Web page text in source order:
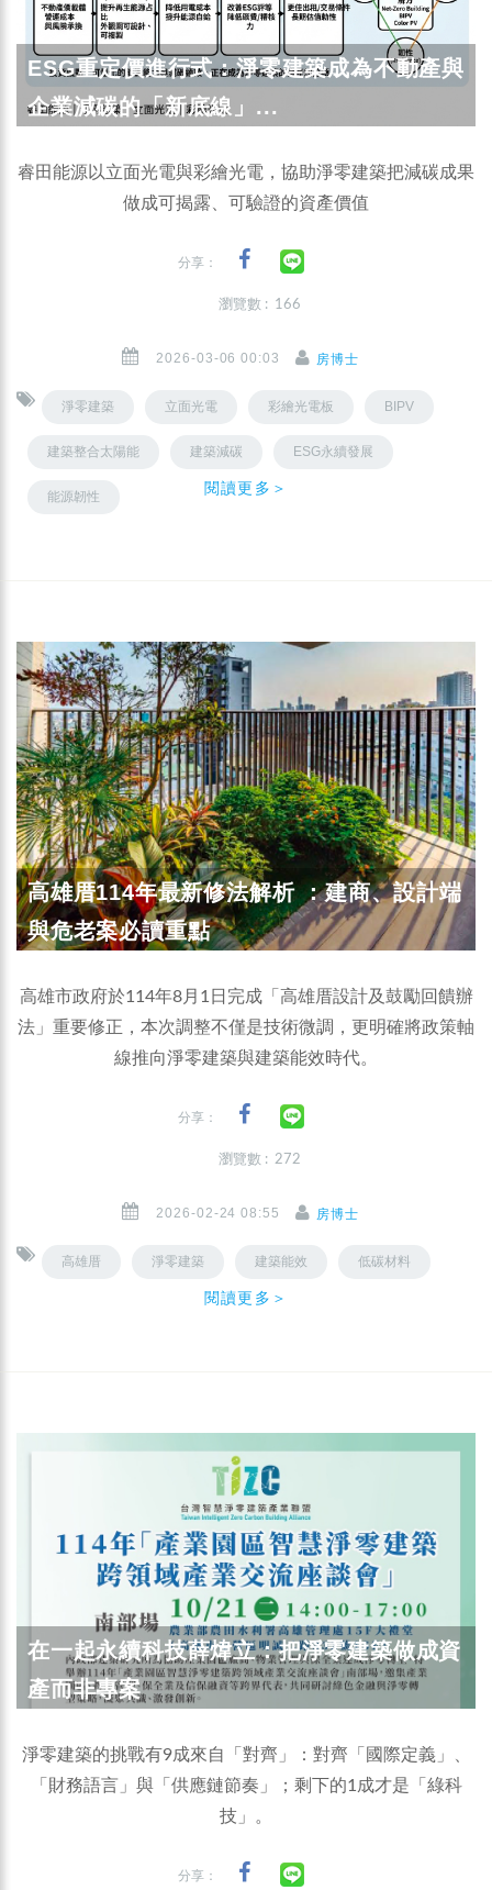
ESG重定價進行式：淨零建築成為不動產與
企業減碳的「新底線」...
睿田能源以立面光電與彩繪光電，協助淨零建築把減碳成果
做成可揭露、可驗證的資產價值
分享：
瀏覽數 : 166
2026-03-06 00:03 房博士
淨零建築 立面光電 彩繪光電板 BIPV
建築整合太陽能 建築減碳 ESG永續發展
能源韌性 閱讀更多＞
高雄厝114年最新修法解析 ：建商、設計端
與危老案必讀重點
高雄市政府於114年8月1日完成「高雄厝設計及鼓勵回饋辦
法」重要修正，本次調整不僅是技術微調，更明確將政策軸
線推向淨零建築與建築能效時代。
分享：
瀏覽數 : 272
2026-02-24 08:55 房博士
高雄厝 淨零建築 建築能效 低碳材料
閱讀更多＞
在一起永續科技薛煒立：把淨零建築做成資
產而非專案
淨零建築的挑戰有9成來自「對齊」：對齊「國際定義」、
「財務語言」與「供應鏈節奏」；剩下的1成才是「綠科
技」。
分享：